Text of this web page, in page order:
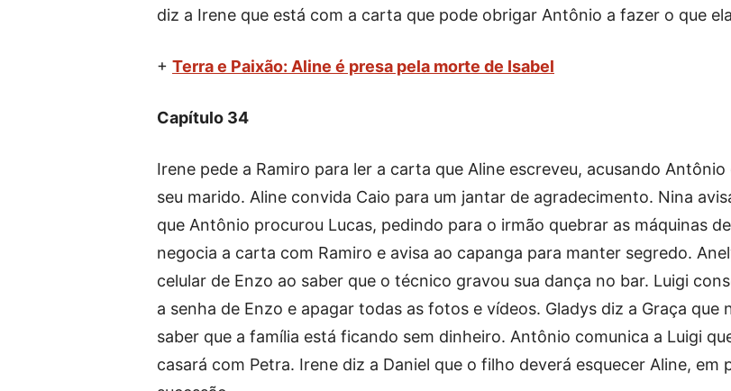
diz a Irene que está com a carta que pode obrigar Antônio a fazer o que
+ Terra e Paixão: Aline é presa pela morte de Isabel
Capítulo 34
Irene pede a Ramiro para ler a carta que Aline escreveu, acusando
seu marido. Aline convida Caio para um jantar de agradecimento. Nina
que Antônio procurou Lucas, pedindo para o irmão quebrar as máquinas
negocia a carta com Ramiro e avisa ao capanga para manter segredo.
celular de Enzo ao saber que o técnico gravou sua dança no bar. Luigi
a senha de Enzo e apagar todas as fotos e vídeos. Gladys diz a Graça que
saber que a família está ficando sem dinheiro. Antônio comunica a Luigi
casará com Petra. Irene diz a Daniel que o filho deverá esquecer Aline, em